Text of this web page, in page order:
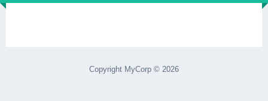
Copyright MyCorp © 2026